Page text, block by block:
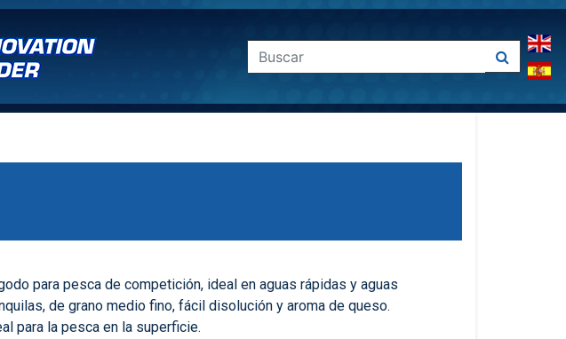
para pesca de competición, ideal en aguas rápidas y aguas
de grano medio fino, fácil disolución y aroma de queso.
para la pesca en la superficie.